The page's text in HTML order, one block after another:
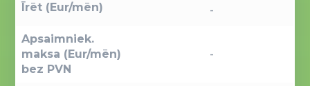
Īrēt (Eur/mēn) -
Apsaimniek.
maksa (Eur/mēn)
bez PVN
-